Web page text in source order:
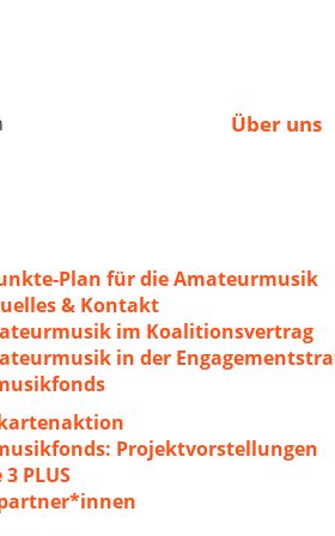
Über uns
Plan für die Amateurmusik
& Kontakt
im Koalitionsvertrag
in der
Projektvorstellungen
PLUS